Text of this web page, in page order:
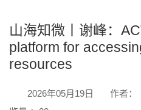
山海知微丨谢峰：
platform for
resources
2026年05月19日 作者：